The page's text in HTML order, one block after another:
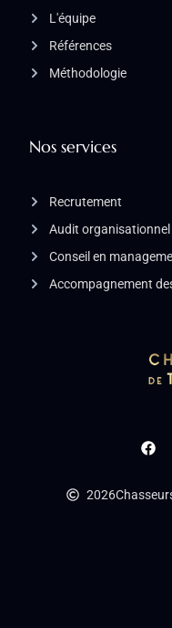
2026
Nos services
Recrutement
Audit organisationnel
Conseil en
Accompagnement
L'équipe
Références
Méthodologie